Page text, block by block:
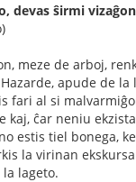
devas ŝirmi
meze de arboj,
apude de la
fari al si
kaj, ĉar neniu
estis tiel bonega,
la virinan
lageto.